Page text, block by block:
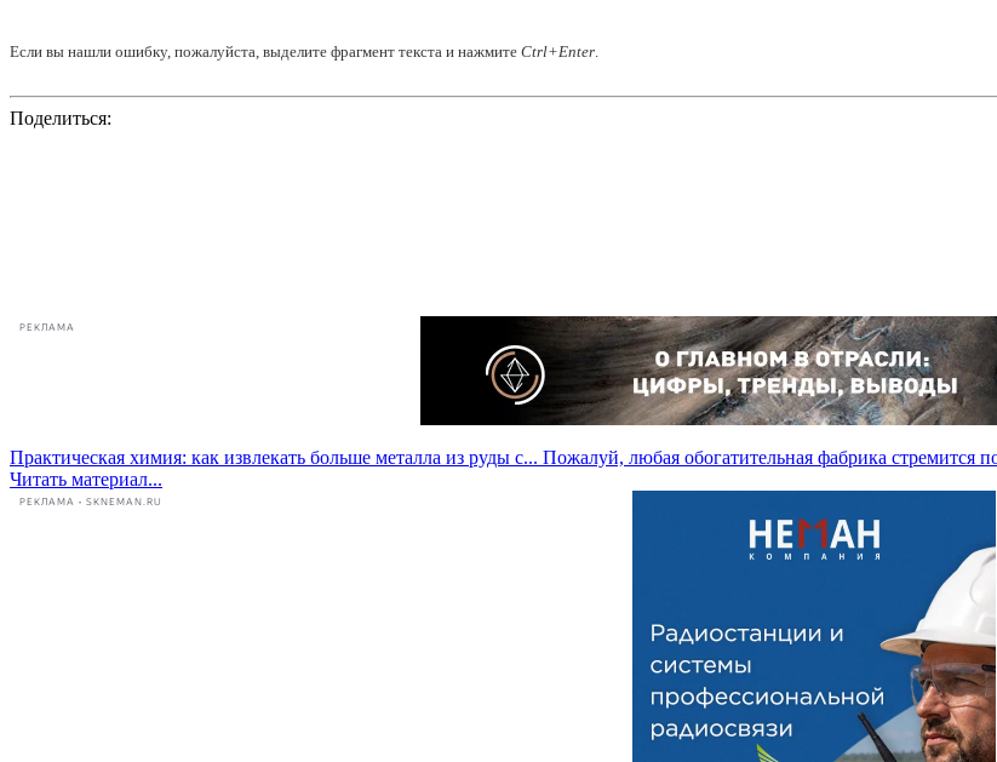
Если вы нашли ошибку, пожалуйста, выделите фрагмент текста и нажмите Ctrl+Enter.
Поделиться:
РЕКЛАМА
Практическая химия: как извлекать больше металла из руды с... Пожалуй, любая обогатительная фабрика стремится
Читать материал...
РЕКЛАМА • SKNEMAN.RU